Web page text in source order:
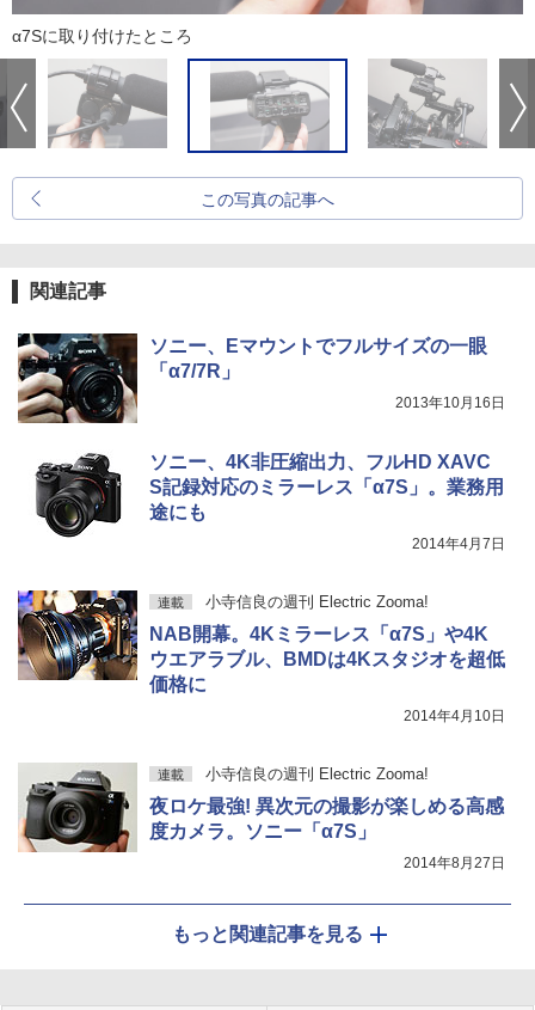
α7Sに取り付けたところ
この写真の記事へ
関連記事
ソニー、Eマウントでフルサイズの一眼
「α7/7R」
2013年10月16日
ソニー、4K非圧縮出力、フルHD XAVC
S記録対応のミラーレス「α7S」。業務用
途にも
2014年4月7日
連載 小寺信良の週刊 Electric Zooma!
NAB開幕。4Kミラーレス「α7S」や4K
ウエアラブル、BMDは4Kスタジオを超低
価格に
2014年4月10日
連載 小寺信良の週刊 Electric Zooma!
夜ロケ最強! 異次元の撮影が楽しめる高感
度カメラ。ソニー「α7S」
2014年8月27日
もっと関連記事を見る